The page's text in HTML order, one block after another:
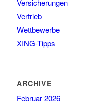
Versicherungen
Vertrieb
Wettbewerbe
XING-Tipps
ARCHIVE
Februar 2026